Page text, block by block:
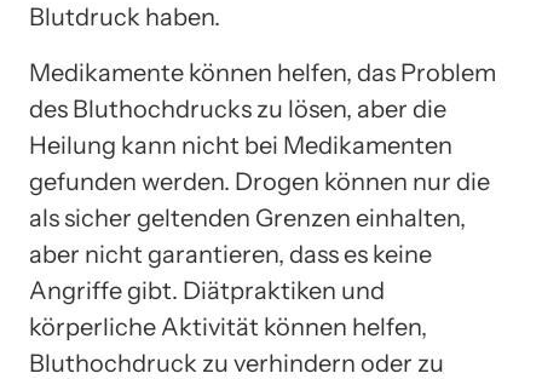
Blutdruck haben.
Medikamente können helfen, das Problem
des Bluthochdrucks zu lösen, aber die
Heilung kann nicht bei Medikamenten
gefunden werden. Drogen können nur die
als sicher geltenden Grenzen einhalten,
aber nicht garantieren, dass es keine
Angriffe gibt. Diätpraktiken und
körperliche Aktivität können helfen,
Bluthochdruck zu verhindern oder zu